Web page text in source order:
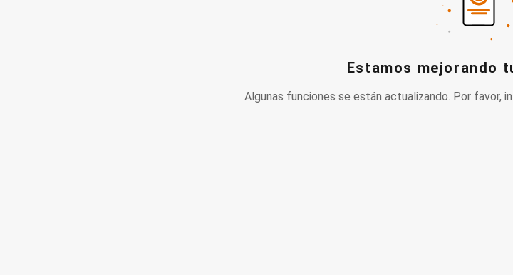
Estamos mejorando
Algunas funciones se están actualizando. Por favor,